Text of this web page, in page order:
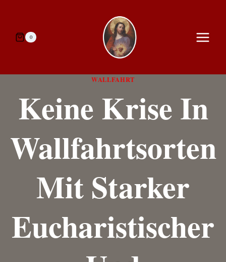
springen0
WALLFAHRT
Keine Krise In
Wallfahrtsorten
Mit Starker
Eucharistischer